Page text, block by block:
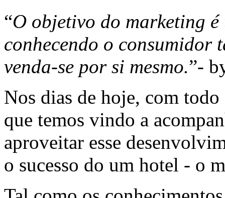
“O objetivo do marketing
conhecendo o consumidor
venda-se por si mesmo.”-
Nos dias de hoje, com
que temos vindo a
aproveitar esse
o sucesso do um hotel - o